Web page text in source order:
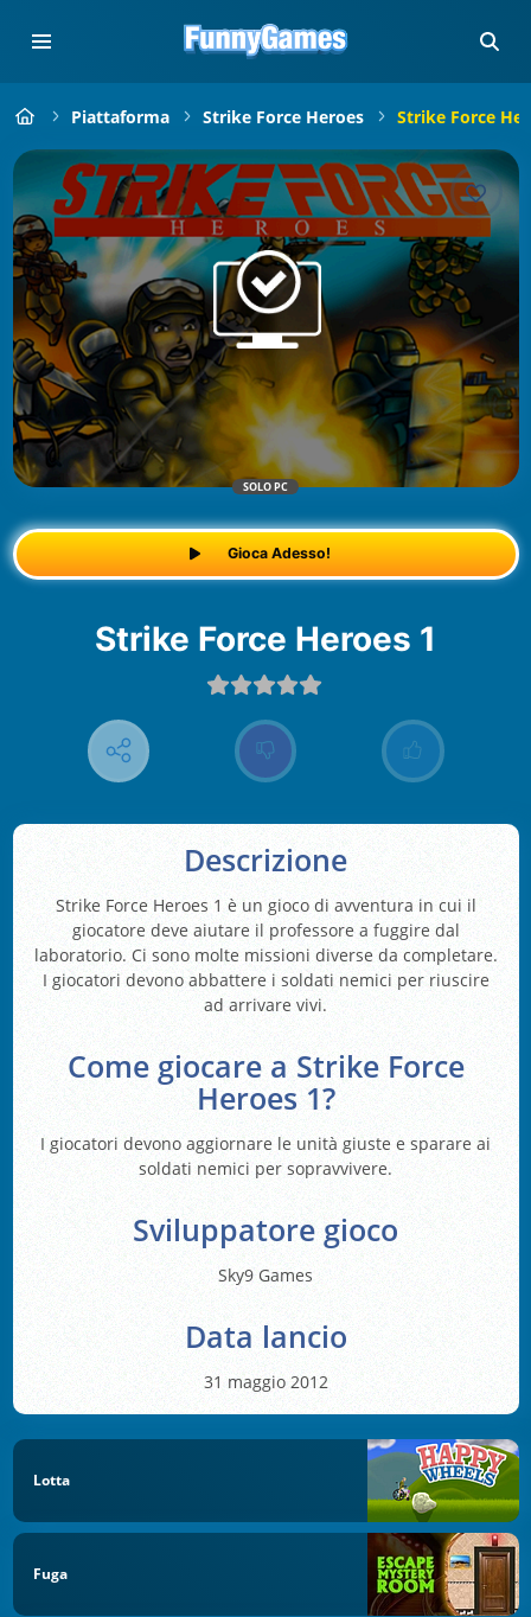
Piattaforma Strike Force Heroes Strike Force
SOLO PC
Gioca Adesso!
Strike Force Heroes 1
Descrizione
Strike Force Heroes 1 è un gioco di avventura in cui il
giocatore deve aiutare il professore a fuggire dal
laboratorio. Ci sono molte missioni diverse da completare.
I giocatori devono abbattere i soldati nemici per riuscire
ad arrivare vivi.
Come giocare a Strike Force
Heroes 1?
I giocatori devono aggiornare le unità giuste e sparare ai
soldati nemici per sopravvivere.
Sviluppatore gioco
Sky9 Games
Data lancio
31 maggio 2012
Lotta
Fuga